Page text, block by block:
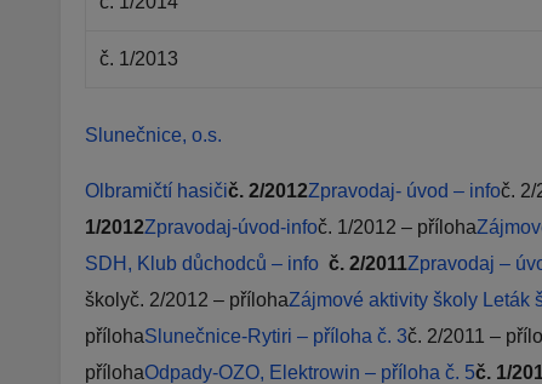
č. 1/2013
Slunečnice, o.s.
Olbramičtí hasičič. 2/2012Zpravodaj- úvod – infoč. 2/
1/2012Zpravodaj-úvod-infoč. 1/2012 – příloha
SDH, Klub důchodců – info č. 2/2011Zpravodaj –
školyč. 2/2012 – přílohaZájmové aktivity školy Leták
přílohaSlunečnice-Rytiri – příloha č. 3č. 2/2011 –
přílohaOdpady-OZO, Elektrowin – příloha č. 5č. 1/